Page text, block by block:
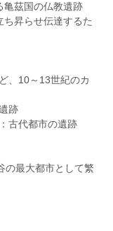
亀茲国の仏教遺跡
昇らせ伝達するた
、10～13世紀のカ
跡
古代都市の遺跡
の最大都市として繁